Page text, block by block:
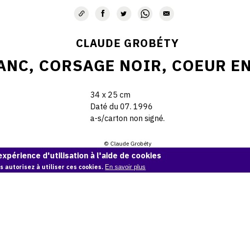
CLAUDE GROBÉTY
CORSAGE NOIR, COEUR
34 x 25 cm
Daté du 07. 1996
a-s/carton non signé.
© Claude Grobéty
Demande d'information
d'utilisation à l'aide de cookies
autorisez à utiliser ces cookies. En savoir plus